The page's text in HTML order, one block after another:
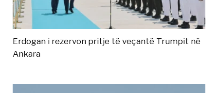
Erdogan i rezervon pritje të veçantë Trumpit në
Ankara